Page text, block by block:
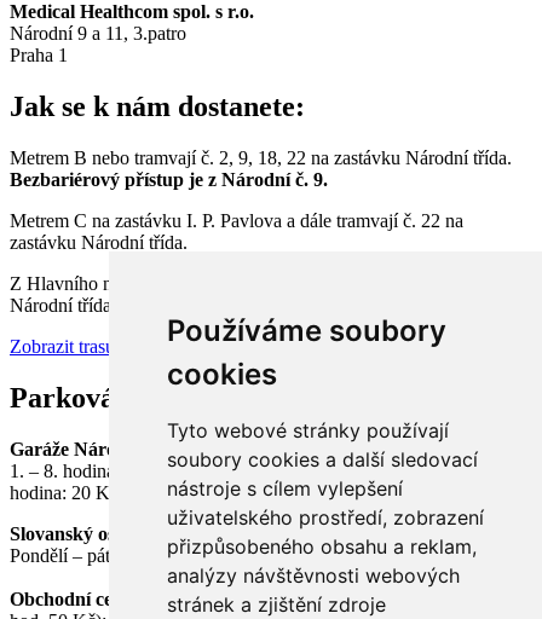
Používáme soubory
cookies
Tyto webové stránky používají
soubory cookies a další sledovací
nástroje s cílem vylepšení
uživatelského prostředí, zobrazení
přizpůsobeného obsahu a reklam,
analýzy návštěvnosti webových
stránek a zjištění zdroje
Medical Healthcom spol. s r.o.
Národní 9 a 11, 3.patro
Praha 1
Jak se k nám dostanete:
Metrem B nebo tramvají č. 2, 9, 18, 22 na zastávku Národní třída.
Bezbariérový přístup je z Národní č. 9.
Metrem C na zastávku I. P. Pavlova a dále tramvají č. 22 na
zastávku Národní třída.
Z Hlavního nádraží nebo zastávky Anděl tramvají č. 9 na zastávku
Národní třída.
Zobrazit trasu na mapě
Parkování:
Garáže Národního divadla
1. – 8. hodina od zahájení parkování: 50 Kč/hod., každá další
hodina: 20 Kč/hod.
Slovanský ostrov
Pondělí – pátek: 8 – 20 hodin; 40 Kč/hod.
Obchodní centrum Nový Smíchov - Anděl(3 hod. zdarma, další